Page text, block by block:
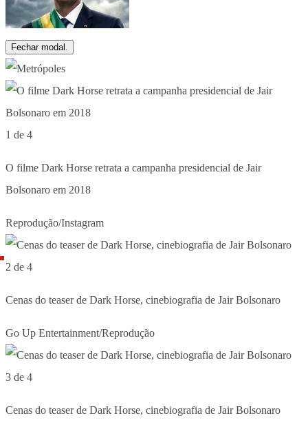
Fechar modal.
1 de 4
O filme Dark Horse retrata a campanha presidencial de Jair
Bolsonaro em 2018
Reprodução/Instagram
2 de 4
Cenas do teaser de Dark Horse, cinebiografia de Jair Bolsonaro
Go Up Entertainment/Reprodução
3 de 4
Cenas do teaser de Dark Horse, cinebiografia de Jair Bolsonaro